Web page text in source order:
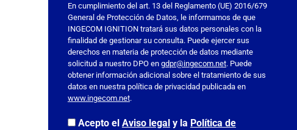
o
r
f
a
v
o
r
d
En cumplimiento del art. 13 del Reglamento (UE) 2016/679
General de Protección de Datos, le informamos de que
INGECOM IGNITION tratará sus datos personales con la
finalidad de gestionar su consulta. Puede ejercer sus
derechos en materia de protección de datos mediante
solicitud a nuestro DPO en gdpr@ingecom.net. Puede
obtener información adicional sobre el tratamiento de sus
datos en nuestra política de privacidad publicada en
www.ingecom.net.
Acepto el Aviso legaly la Política de